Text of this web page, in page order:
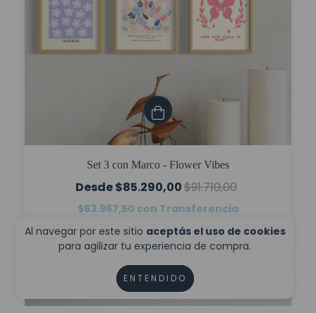
Al navegar por este sitio aceptás el uso de cookies
para agilizar tu experiencia de compra.
ENTENDIDO
Set 3 con Marco - Flower Vibes
$85.290,00$91.710,00
$63.967,50 con Transferencia
6cuotas sin interés de$14.215,00